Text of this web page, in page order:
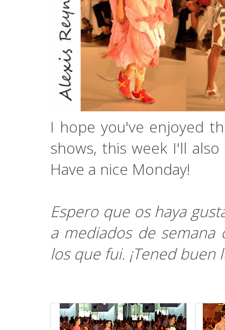
I hope you've enjoyed
shows, this week I'll
Have a nice Monday!
Espero que os haya
a mediados de
los que fui. ¡Tened buen